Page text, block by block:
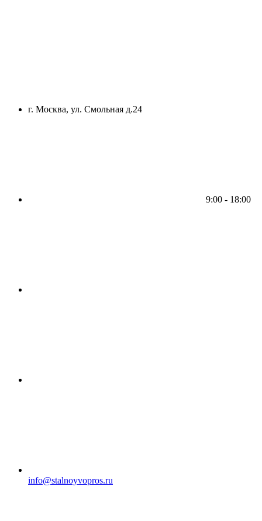
г. Москва, ул. Смольная д.24
9:00 - 18:00
info@stalnoyvopros.ru